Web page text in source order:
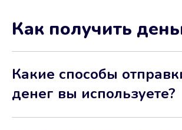
Как получить
Какие способы
денег вы используете?